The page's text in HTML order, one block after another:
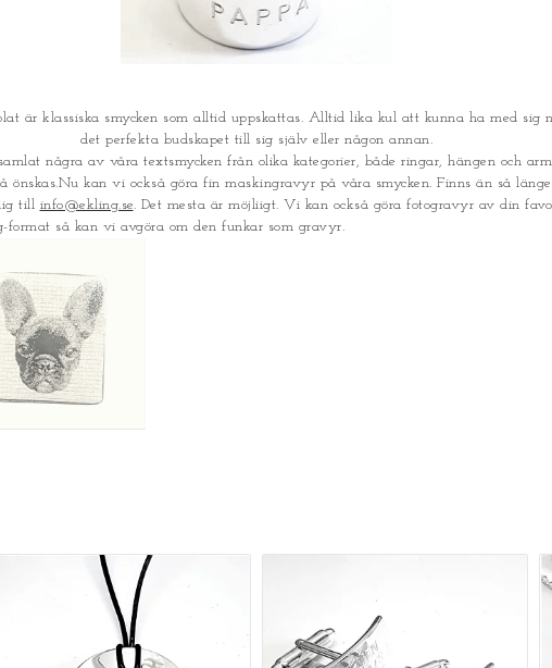
är klassiska smycken som alltid uppskattas. Alltid lika kul att kunna ha med
det perfekta budskapet till sig själv eller någon annan.
några av våra textsmycken från olika kategorier, både ringar, hängen och
önskas.Nu kan vi också göra fin maskingravyr på våra smycken. Finns än så
till info@ekling.se. Det mesta är möjliigt. Vi kan också göra fotogravyr av din
format så kan vi avgöra om den funkar som gravyr.